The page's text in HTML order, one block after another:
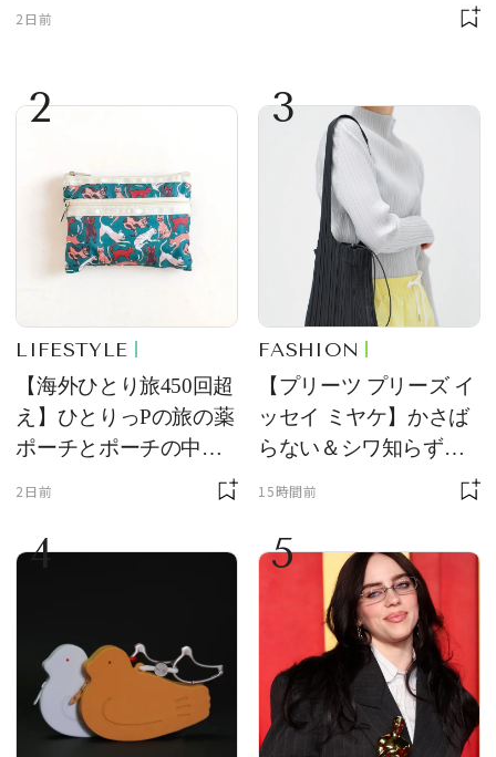
2日前
2
LIFESTYLE
【海外ひとり旅450回超
え】ひとりっPの旅の薬
ポーチとポーチの中身
を初公開！ 本当に使え
2日前
3
FASHION
【プリーツ プリーズ イ
ッセイ ミヤケ】かさば
らない＆シワ知らず！
夏旅に連れていきたい
15時間前
4 5